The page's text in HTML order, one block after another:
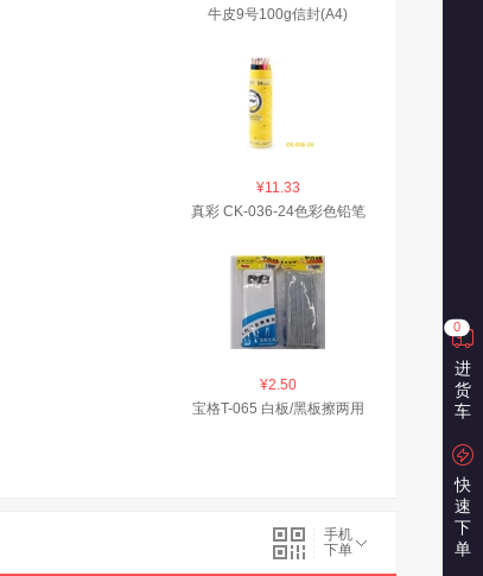
牛皮9号100g信封(A4)
¥11.33
真彩 CK-036-24色彩色铅笔
¥2.50
宝格T-065 白板/黑板擦两用
手机
下单
0
进
货
车
快
速
下
单